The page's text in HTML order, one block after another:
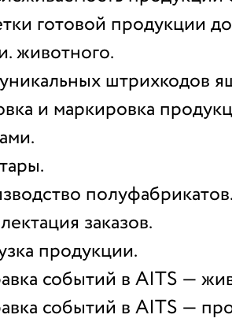
готовой продукции
животного.
штрихкодов
и маркировка
заказов.
продукции.
событий в AITS —
событий в AITS —